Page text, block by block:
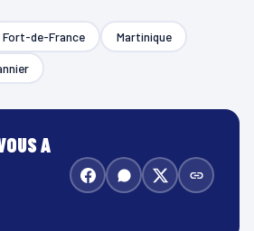
Fort-de-France Martinique
A